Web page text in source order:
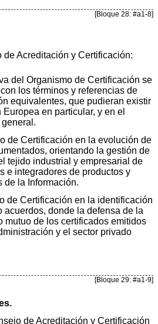
[Bloque 28: #a1-8]
Acreditación y Certificación:
del Organismo de Certificación se
los términos y referencias de
equivalentes, que pudieran existir
en particular, y en el
de Certificación en la evolución de
orientando la gestión de
tejido industrial y empresarial de
e integradores de productos y
de la Información.
de Certificación en la identificación
acuerdos, donde la defensa de la
mutuo de los certificados emitidos
y el sector privado
[Bloque 29: #a1-9]
de Acreditación y Certificación